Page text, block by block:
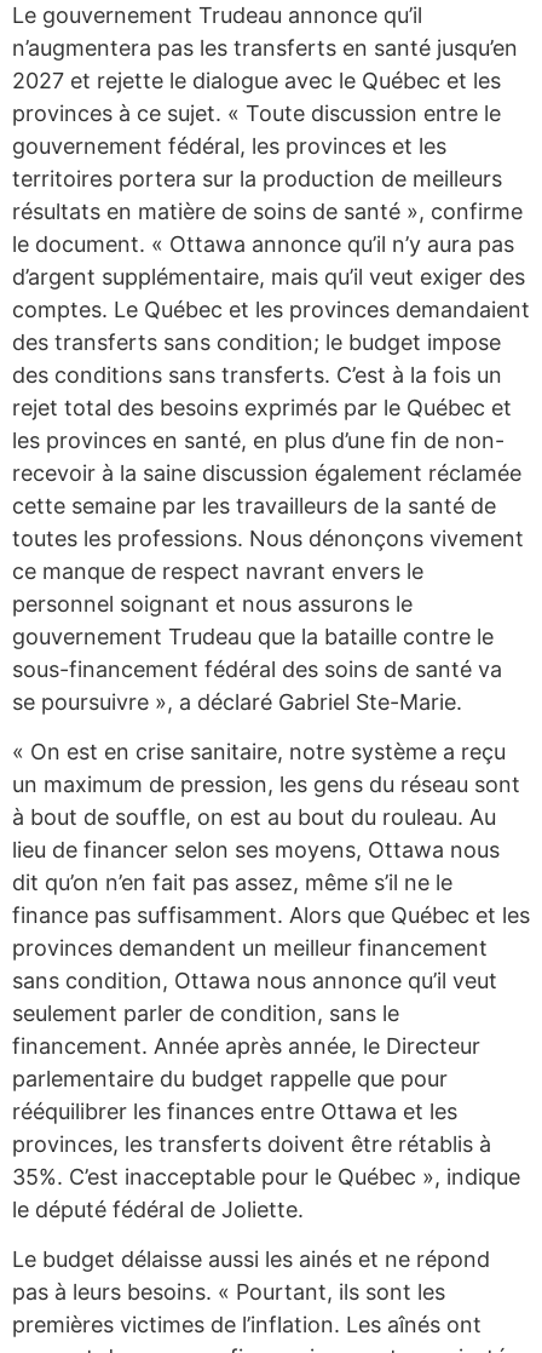
Le gouvernement Trudeau annonce qu’il
n’augmentera pas les transferts en santé jusqu’en
2027 et rejette le dialogue avec le Québec et les
provinces à ce sujet. « Toute discussion entre le
gouvernement fédéral, les provinces et les
territoires portera sur la production de meilleurs
résultats en matière de soins de santé », confirme
le document. « Ottawa annonce qu’il n’y aura pas
d’argent supplémentaire, mais qu’il veut exiger des
comptes. Le Québec et les provinces demandaient
des transferts sans condition; le budget impose
des conditions sans transferts. C’est à la fois un
rejet total des besoins exprimés par le Québec et
les provinces en santé, en plus d’une fin de non-
recevoir à la saine discussion également réclamée
cette semaine par les travailleurs de la santé de
toutes les professions. Nous dénonçons vivement
ce manque de respect navrant envers le
personnel soignant et nous assurons le
gouvernement Trudeau que la bataille contre le
sous-financement fédéral des soins de santé va
se poursuivre », a déclaré Gabriel Ste-Marie.
« On est en crise sanitaire, notre système a reçu
un maximum de pression, les gens du réseau sont
à bout de souffle, on est au bout du rouleau. Au
lieu de financer selon ses moyens, Ottawa nous
dit qu’on n’en fait pas assez, même s’il ne le
finance pas suffisamment. Alors que Québec et les
provinces demandent un meilleur financement
sans condition, Ottawa nous annonce qu’il veut
seulement parler de condition, sans le
financement. Année après année, le Directeur
parlementaire du budget rappelle que pour
rééquilibrer les finances entre Ottawa et les
provinces, les transferts doivent être rétablis à
35%. C’est inacceptable pour le Québec », indique
le député fédéral de Joliette.
Le budget délaisse aussi les ainés et ne répond
pas à leurs besoins. « Pourtant, ils sont les
premières victimes de l’inflation. Les aînés ont